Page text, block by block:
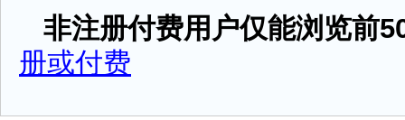
非注册付费用户仅能浏览前
册或付费